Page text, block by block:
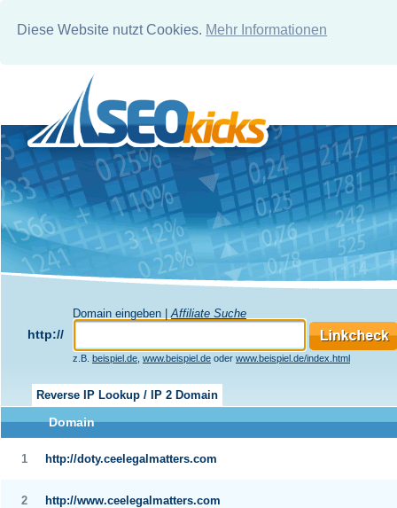
Diese Website nutzt Cookies. Mehr Informationen
Domain eingeben | Affiliate Suche
http://
z.B. beispiel.de www.beispiel.de oder www.beispiel.de/index.html
Reverse IP Lookup / IP 2 Domain
Domain
1 http://doty.ceelegalmatters.com
2 http://www.ceelegalmatters.com